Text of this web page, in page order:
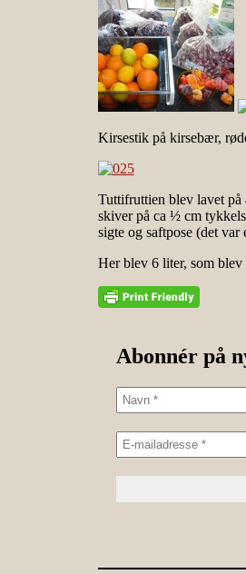
Kirsestik på kirsebær,
Tuttifruttien blev lavet
skiver på ca ½ cm
sigte og saftpose (det
Her blev 6 liter, som
Abonnér på